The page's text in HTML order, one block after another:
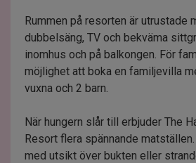
Rummen på resorten är utrustade
dubbelsäng, TV och bekväma
inomhus och på balkongen. För
möjlighet att boka en familjevilla
vuxna och 2 barn.
När hungern slår till erbjuder The
Resort flera spännande
med utsikt över bukten eller